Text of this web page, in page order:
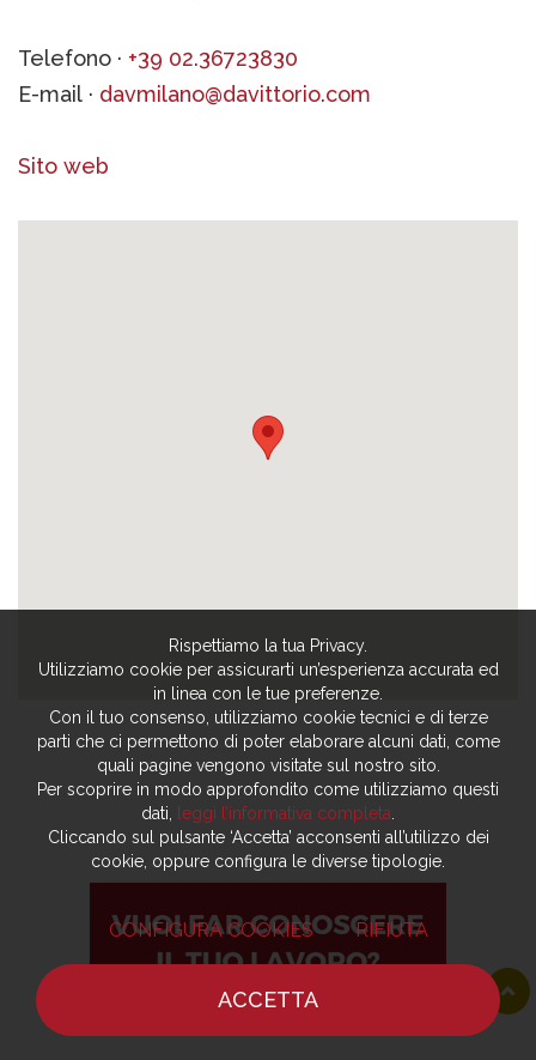
Telefono · +39 02.36723830
E-mail · davmilano@davittorio.com
Sito web
Rispettiamo la tua Privacy.
Utilizziamo cookie per assicurarti un’esperienza accurata ed
in linea con le tue preferenze.
Con il tuo consenso, utilizziamo cookie tecnici e di terze
parti che ci permettono di poter elaborare alcuni dati, come
quali pagine vengono visitate sul nostro sito.
Per scoprire in modo approfondito come utilizziamo questi
dati,
leggi l’informativa completa
Cliccando sul pulsante ‘Accetta’ acconsenti all’utilizzo dei
cookie, oppure configura le diverse tipologie.
CONFIGURA COOKIES RIFIUTA
ACCETTA